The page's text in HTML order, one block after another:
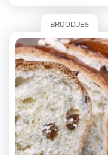
BROODJES